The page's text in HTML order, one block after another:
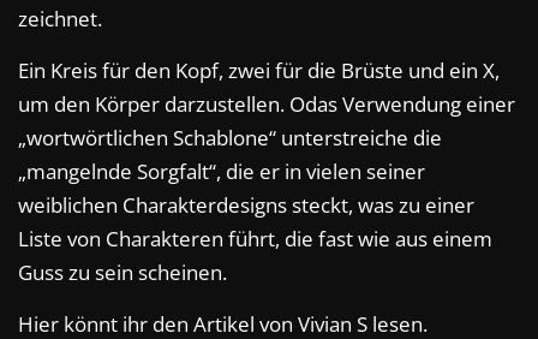
zeichnet.
Ein Kreis für den Kopf, zwei für die Brüste und ein X,
um den Körper darzustellen. Odas Verwendung einer
„wortwörtlichen Schablone“ unterstreiche die
„mangelnde Sorgfalt“, die er in vielen seiner
weiblichen Charakterdesigns steckt, was zu einer
Liste von Charakteren führt, die fast wie aus einem
Guss zu sein scheinen.
Hier könnt ihr den Artikel von Vivian S lesen.